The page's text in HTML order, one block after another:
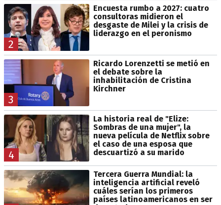
2
Encuesta rumbo a 2027: cuatro
consultoras midieron el
desgaste de Milei y la crisis de
liderazgo en el peronismo
3
Ricardo Lorenzetti se metió en
el debate sobre la
inhabilitación de Cristina
Kirchner
4
La historia real de "Elize:
Sombras de una mujer", la
nueva película de Netflix sobre
el caso de una esposa que
descuartizó a su marido
Tercera Guerra Mundial: la
inteligencia artificial reveló
cuáles serían los primeros
países latinoamericanos en ser